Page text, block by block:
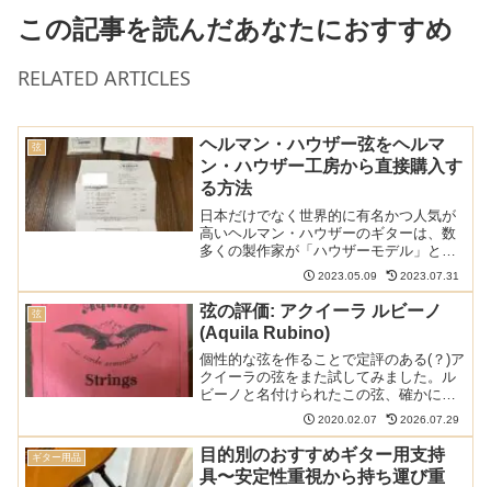
この記事を読んだあなたにおすすめ
RELATED ARTICLES
弦
ヘルマン・ハウザー弦をヘルマ
ン・ハウザー工房から直接購入す
る方法
日本だけでなく世界的に有名かつ人気が
高いヘルマン・ハウザーのギターは、数
多くの製作家が「ハウザーモデル」と呼
ばれるモデルを製作するなど、今なおク
ラシックギターの世界で大きな影響を与
えています。そんなヘルマン・ハウザー
工房は実はギターだけでな...
2023.05.09 2023.07.31
弦
弦の評価: アクイーラ ルビーノ
(Aquila Rubino)
個性的な弦を作ることで定評のある(？)ア
クイーラの弦をまた試してみました。ル
ビーノと名付けられたこの弦、確かにル
ビーらしく赤いです。以下の記事で本ブ
ログの弦のレビュー/感想/情報記事をまと
めていますまた、アクイーラの弦につい
てはこちらの記事...
2020.02.07 2026.07.29
ギター用品
目的別のおすすめギター用支持
具〜安定性重視から持ち運び重